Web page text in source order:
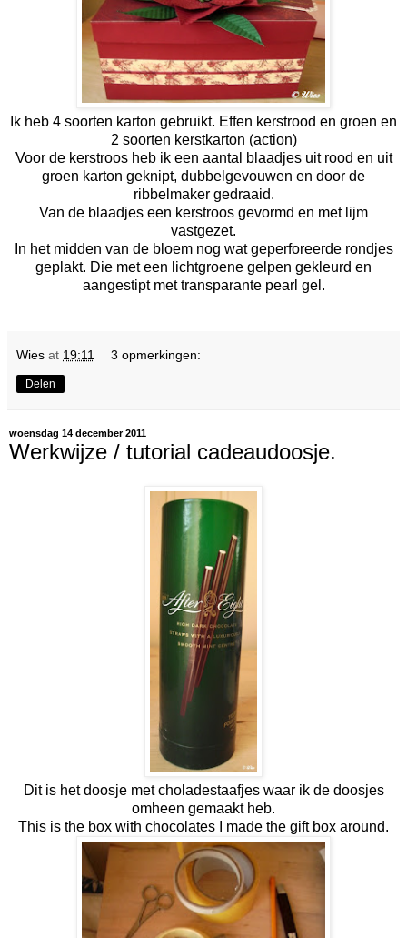
Ik heb 4 soorten karton gebruikt. Effen kerstrood en groen en
2 soorten kerstkarton (action)
Voor de kerstroos heb ik een aantal blaadjes uit rood en uit
groen karton geknipt, dubbelgevouwen en door de
ribbelmaker gedraaid.
Van de blaadjes een kerstroos gevormd en met lijm
vastgezet.
In het midden van de bloem nog wat geperforeerde rondjes
geplakt. Die met een lichtgroene gelpen gekleurd en
aangestipt met transparante pearl gel.
Wies at 19:11 3 opmerkingen:
Delen
woensdag 14 december 2011
Werkwijze / tutorial cadeaudoosje.
Dit is het doosje met choladestaafjes waar ik de doosjes
omheen gemaakt heb.
This is the box with chocolates I made the gift box around.